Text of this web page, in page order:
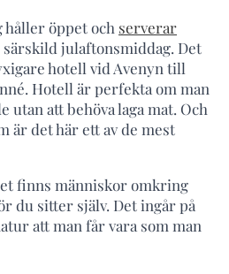
håller öppet och serverar
julaftonsmiddag. Det
hotell vid Avenyn till
Hotell är perfekta om man
att behöva laga mat. Och
är det här ett av de mest
finns människor omkring
du sitter själv. Det ingår på
att man får vara som man